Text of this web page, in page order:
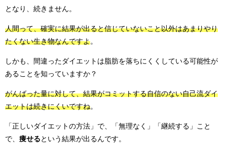
となり、続きません。
人間って、確実に結果が出ると信じていないこと以外はあまりやり
たくない生き物なんですよ
しかも、間違ったダイエットは脂肪を落ちにくくしている可能性が
あることを知っていますか？
がんばった量に対して、結果がコミットする自信のない自己流ダイ
エットは続きにくいですね
「正しいダイエットの方法」で、「無理なく」「継続する」こと
で、 痩せる という結果が出るんです。